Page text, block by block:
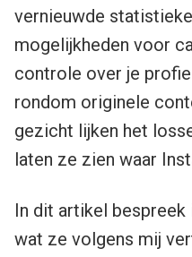
vernieuwde
mogelijkheden voor
controle over je
rondom originele
gezicht lijken het
laten ze zien waar
In dit artikel
wat ze volgens mij